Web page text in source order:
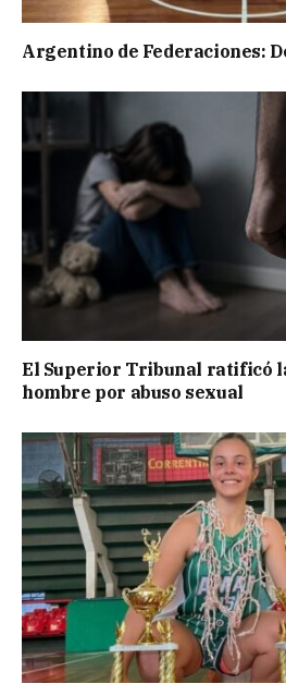
Argentino de Federaciones:
El Superior Tribunal ratificó
hombre por abuso sexual